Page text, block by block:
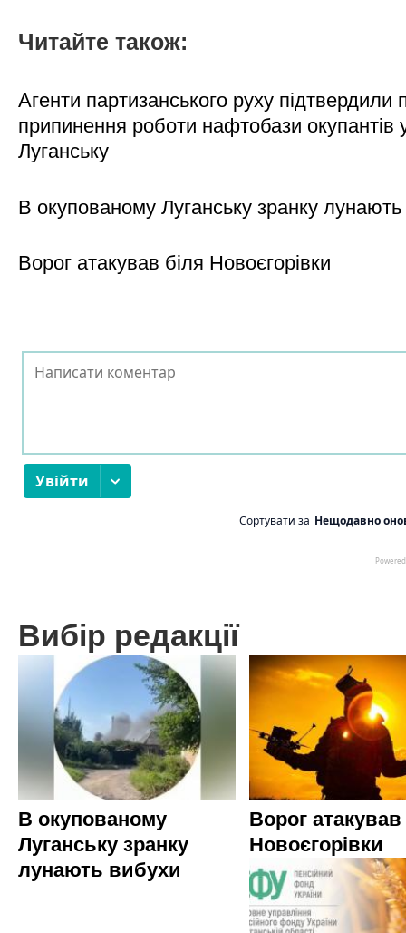
Читайте також:
Агенти партизанського руху підтвердили
припинення роботи нафтобази окупантів
Луганську
В окупованому Луганську зранку
Ворог атакував біля Новоєгорівки
Вибір редакції
В окупованому
Луганську зранку
лунають вибухи
Ворог атакував
Новоєгорівки